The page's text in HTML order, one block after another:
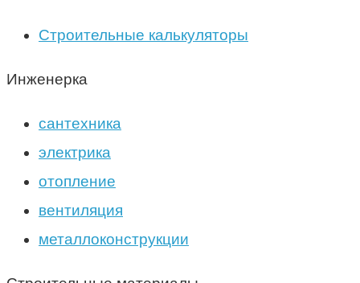
Строительные калькуляторы
Инженерка
сантехника
электрика
отопление
вентиляция
металлоконструкции